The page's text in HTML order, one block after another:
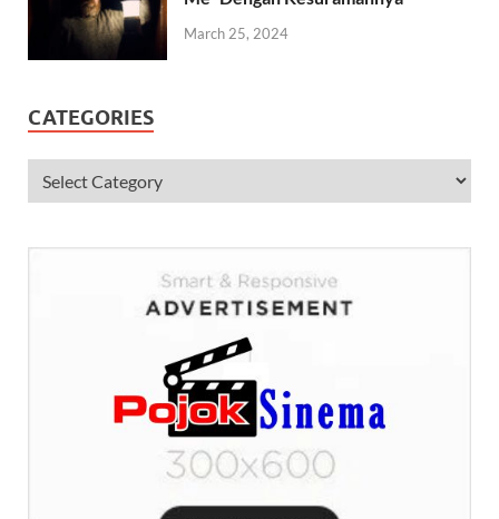
March 25, 2024
CATEGORIES